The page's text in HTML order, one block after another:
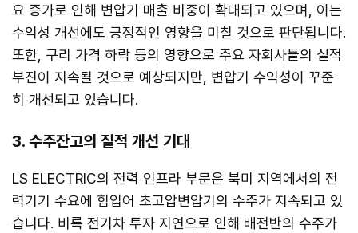
요 증가로 인해 변압기 매출 비중이 확대되고 있으며, 이는
수익성 개선에도 긍정적인 영향을 미칠 것으로 판단됩니다.
또한, 구리 가격 하락 등의 영향으로 주요 자회사들의 실적
부진이 지속될 것으로 예상되지만, 변압기 수익성이 꾸준
히 개선되고 있습니다.
3. 수주잔고의 질적 개선 기대
LS ELECTRIC의 전력 인프라 부문은 북미 지역에서의 전
력기기 수요에 힘입어 초고압변압기의 수주가 지속되고 있
습니다. 비록 전기차 투자 지연으로 인해 배전반의 수주가